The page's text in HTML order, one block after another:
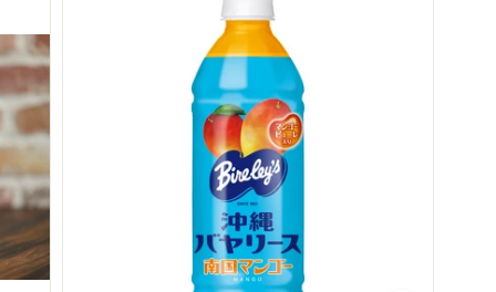
す
る
式
オ
ン
ラ
イ
ン
シ
ョ
ッ